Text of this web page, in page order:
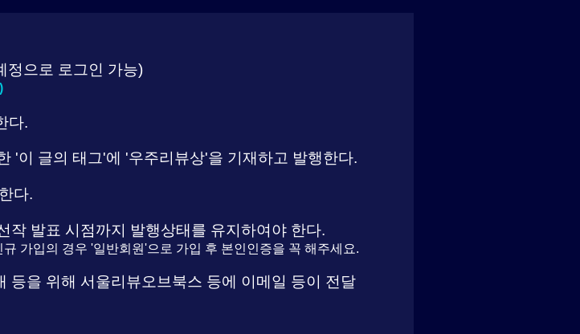
정으로 로그인 가능)
다.
'이 글의 태그'에 '우주리뷰상'을 기재하고 발행한다.
다.
작 발표 시점까지 발행상태를 유지하여야 한다.
가입의 경우 '일반회원'으로 가입 후 본인인증을 꼭 해주세요.
등을 위해 서울리뷰오브북스 등에 이메일 등이 전달